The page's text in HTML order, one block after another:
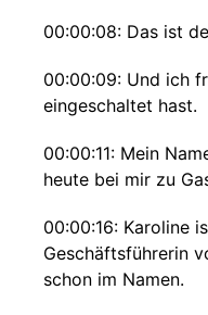
00:00:08: Das ist
00:00:09: Und ich
eingeschaltet hast.
00:00:11: Mein
heute bei mir zu
00:00:16: Karoline
Geschäftsführerin
schon im Namen.